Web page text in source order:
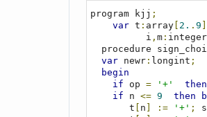
program kjj ;
var t : array[ 2. . 9
          i
, m: integer
procedure
var newr: longint ;
begin
if op = '+' then
if n <= 9 then
       t
n := '+' ;